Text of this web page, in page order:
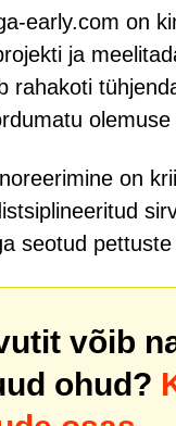
early.com on
ja
on
seotud pettuste
võib
ohud?